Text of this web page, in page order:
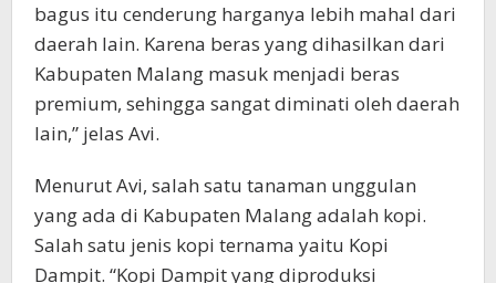
bagus itu cenderung harganya lebih mahal dari
daerah lain. Karena beras yang dihasilkan dari
Kabupaten Malang masuk menjadi beras
premium, sehingga sangat diminati oleh daerah
lain,” jelas Avi.
Menurut Avi, salah satu tanaman unggulan
yang ada di Kabupaten Malang adalah kopi.
Salah satu jenis kopi ternama yaitu Kopi
Dampit. “Kopi Dampit yang diproduksi